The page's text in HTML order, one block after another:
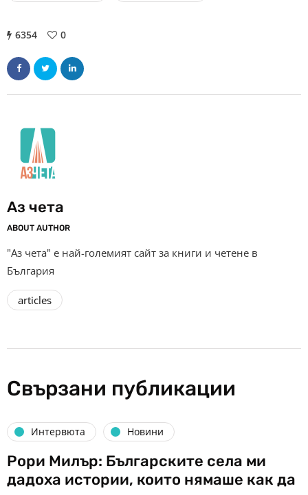
6354 0
Аз чета
ABOUT AUTHOR
"Аз чета" е най-големият сайт за книги и четене в
България
articles
Свързани публикации
Интервюта Новини
Рори Милър: Българските села ми
дадоха истории, които нямаше как да